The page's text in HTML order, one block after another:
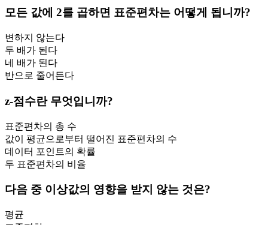
모든 값에 2를 곱하면 표준편차는 어떻게 됩니까?
변하지 않는다
두 배가 된다
네 배가 된다
반으로 줄어든다
z-점수란 무엇입니까?
표준편차의 총 수
값이 평균으로부터 떨어진 표준편차의 수
데이터 포인트의 확률
두 표준편차의 비율
다음 중 이상값의 영향을 받지 않는 것은?
평균